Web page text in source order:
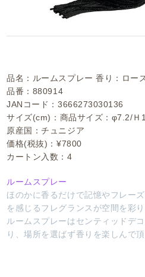
品名：ルームスプレー 香り：ロー
品番：880914
JANコード：3666273030136
サイズ(cm)：商品サイズ：φ7.2/
原産国：チュニジア
価格(税抜)：¥7800
カートン入数：4
ルームスプレー
ほのかに香るだけで記憶やフレー
を感じるフレグランスが空間を彩り
ルームスプレーはセンティッドデ
り、場所を選ばず香りを楽しんで頂